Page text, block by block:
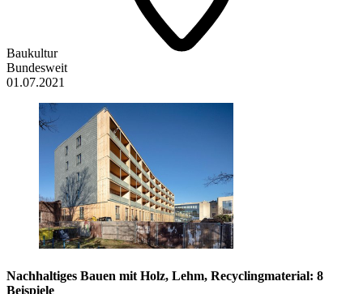
Baukultur
Bundesweit
01.07.2021
Nachhaltiges Bauen mit Holz, Lehm, Recyclingmaterial: 8
Beispiele